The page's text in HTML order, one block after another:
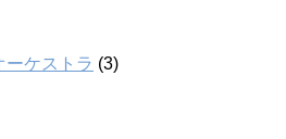
ーケストラ (3)